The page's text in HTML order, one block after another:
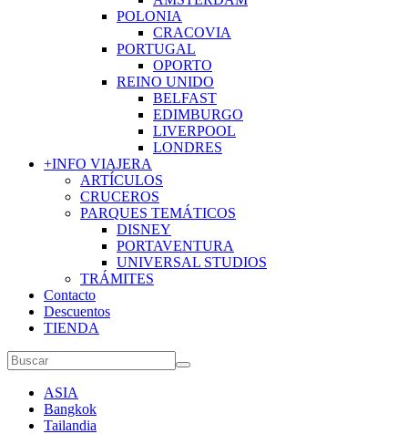
POLONIA
CRACOVIA
PORTUGAL
OPORTO
REINO UNIDO
BELFAST
EDIMBURGO
LIVERPOOL
LONDRES
+INFO VIAJERA
ARTÍCULOS
CRUCEROS
PARQUES TEMÁTICOS
DISNEY
PORTAVENTURA
UNIVERSAL STUDIOS
TRÁMITES
Contacto
Descuentos
TIENDA
ASIA
Bangkok
Tailandia